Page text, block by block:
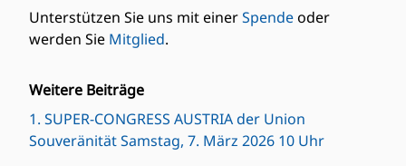
Unterstützen Sie uns mit einerSpendeoder
werden Sie Mitglied.
1. SUPER-CONGRESS AUSTRIA der Union
Souveränität Samstag, 7. März 2026 10 Uhr